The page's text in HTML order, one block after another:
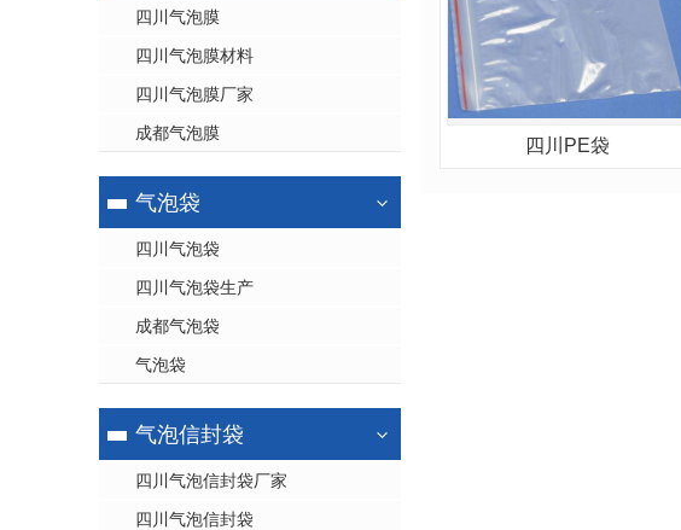
四川气泡膜
四川气泡膜材料
四川气泡膜厂家
成都气泡膜
气泡袋
四川气泡袋
四川气泡袋生产
成都气泡袋
气泡袋
气泡信封袋
四川气泡信封袋厂家
四川气泡信封袋
四川PE袋